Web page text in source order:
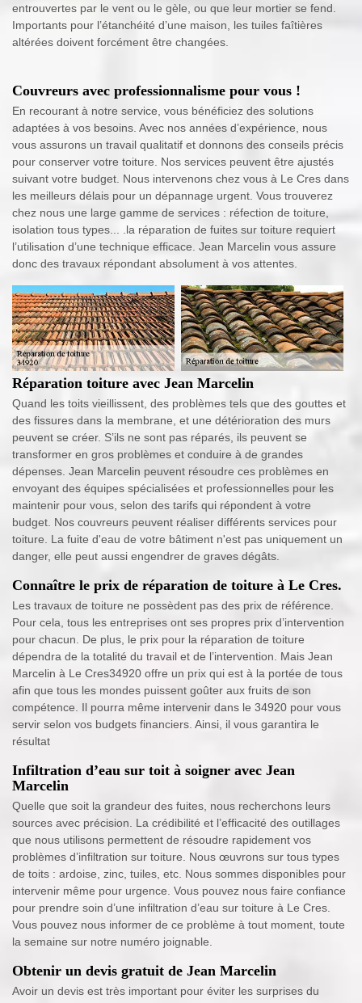
entrouvertes par le vent ou le gèle, ou que leur mortier se fend.
Importants pour l’étanchéité d’une maison, les tuiles faîtières
altérées doivent forcément être changées.
Couvreurs avec professionnalisme pour vous !
En recourant à notre service, vous bénéficiez des solutions
adaptées à vos besoins. Avec nos années d’expérience, nous
vous assurons un travail qualitatif et donnons des conseils précis
pour conserver votre toiture. Nos services peuvent être ajustés
suivant votre budget. Nous intervenons chez vous à Le Cres dans
les meilleurs délais pour un dépannage urgent. Vous trouverez
chez nous une large gamme de services : réfection de toiture,
isolation tous types... .la réparation de fuites sur toiture requiert
l’utilisation d’une technique efficace. Jean Marcelin vous assure
donc des travaux répondant absolument à vos attentes.
Réparation toiture avec Jean Marcelin
Quand les toits vieillissent, des problèmes tels que des gouttes et
des fissures dans la membrane, et une détérioration des murs
peuvent se créer. S’ils ne sont pas réparés, ils peuvent se
transformer en gros problèmes et conduire à de grandes
dépenses. Jean Marcelin peuvent résoudre ces problèmes en
envoyant des équipes spécialisées et professionnelles pour les
maintenir pour vous, selon des tarifs qui répondent à votre
budget. Nos couvreurs peuvent réaliser différents services pour
toiture. La fuite d'eau de votre bâtiment n'est pas uniquement un
danger, elle peut aussi engendrer de graves dégâts.
Connaître le prix de réparation de toiture à Le Cres.
Les travaux de toiture ne possèdent pas des prix de référence.
Pour cela, tous les entreprises ont ses propres prix d’intervention
pour chacun. De plus, le prix pour la réparation de toiture
dépendra de la totalité du travail et de l’intervention. Mais Jean
Marcelin à Le Cres34920 offre un prix qui est à la portée de tous
afin que tous les mondes puissent goûter aux fruits de son
compétence. Il pourra même intervenir dans le 34920 pour vous
servir selon vos budgets financiers. Ainsi, il vous garantira le
résultat
Infiltration d’eau sur toit à soigner avec Jean
Marcelin
Quelle que soit la grandeur des fuites, nous recherchons leurs
sources avec précision. La crédibilité et l’efficacité des outillages
que nous utilisons permettent de résoudre rapidement vos
problèmes d’infiltration sur toiture. Nous œuvrons sur tous types
de toits : ardoise, zinc, tuiles, etc. Nous sommes disponibles pour
intervenir même pour urgence. Vous pouvez nous faire confiance
pour prendre soin d’une infiltration d’eau sur toiture à Le Cres.
Vous pouvez nous informer de ce problème à tout moment, toute
la semaine sur notre numéro joignable.
Obtenir un devis gratuit de Jean Marcelin
Avoir un devis est très important pour éviter les surprises du